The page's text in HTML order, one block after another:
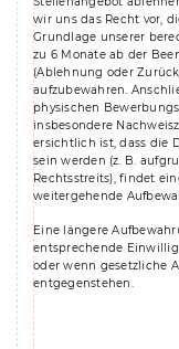
wir uns das Recht vor,
Grundlage unserer
zu 6 Monate ab der
(Ablehnung oder
aufzubewahren.
physischen
insbesondere
ersichtlich ist, dass die
sein werden (z. B.
Rechtsstreits), findet
weitergehende
Eine längere
entsprechende
oder wenn gesetzliche
entgegenstehen.